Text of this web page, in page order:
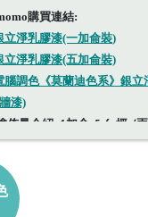
購買連結:
立淨乳膠漆(一加侖裝)
立淨乳膠漆(五加侖裝)
腦調色《莫蘭迪色系》銀立
漆)
佈量介紹
1加侖 5-6 坪 (
工坪數： 桶 兩道
淨乳膠漆
不流失，抗菌銀離子